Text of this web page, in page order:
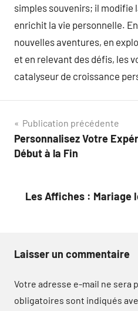
simples souvenirs; il modifie
enrichit la vie personnelle.
nouvelles aventures, en
et en relevant des défis, les
catalyseur de croissance
Navigation
de
Publication précédente
Personnalisez Votre
Début à la Fin
Les Affiches : Mariage
Laisser un commentaire
Votre adresse e-mail ne sera
obligatoires sont indiqués